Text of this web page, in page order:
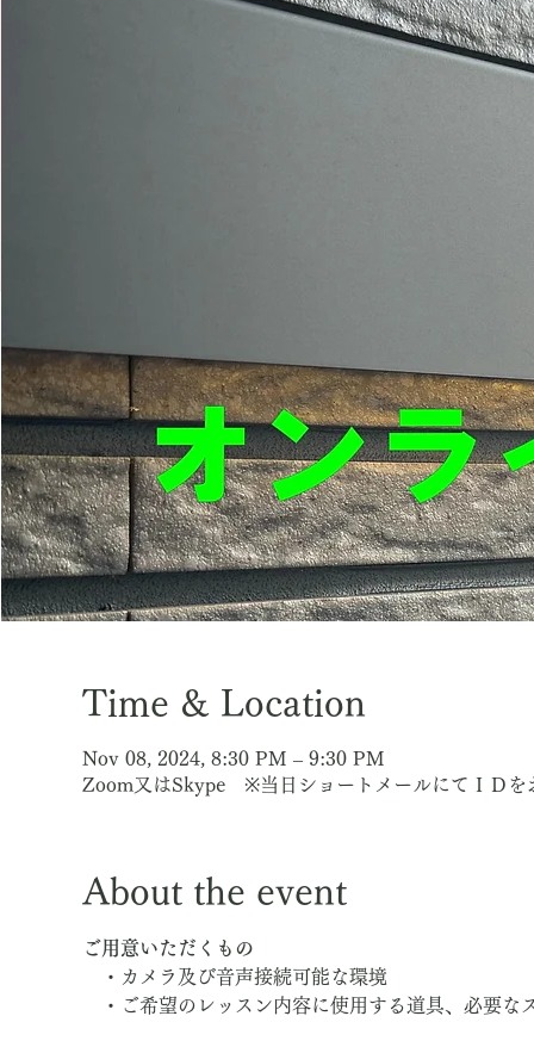
Time & Location
Nov 08, 2024, 8:30 PM – 9:30 PM
Zoom又はSkype ※当日ショートメールにてＩＤを
About the event
ご用意いただくもの
・カメラ及び音声接続可能な環境
・ご希望のレッスン内容に使用する道具、必要な